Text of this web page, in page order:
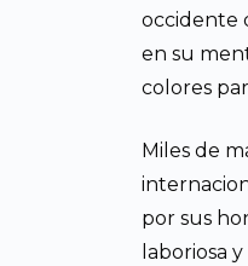
occidente
en su
colores
Miles de
por sus
laboriosa